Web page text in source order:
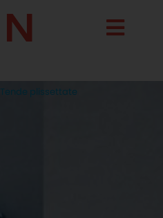
Tende plissettate